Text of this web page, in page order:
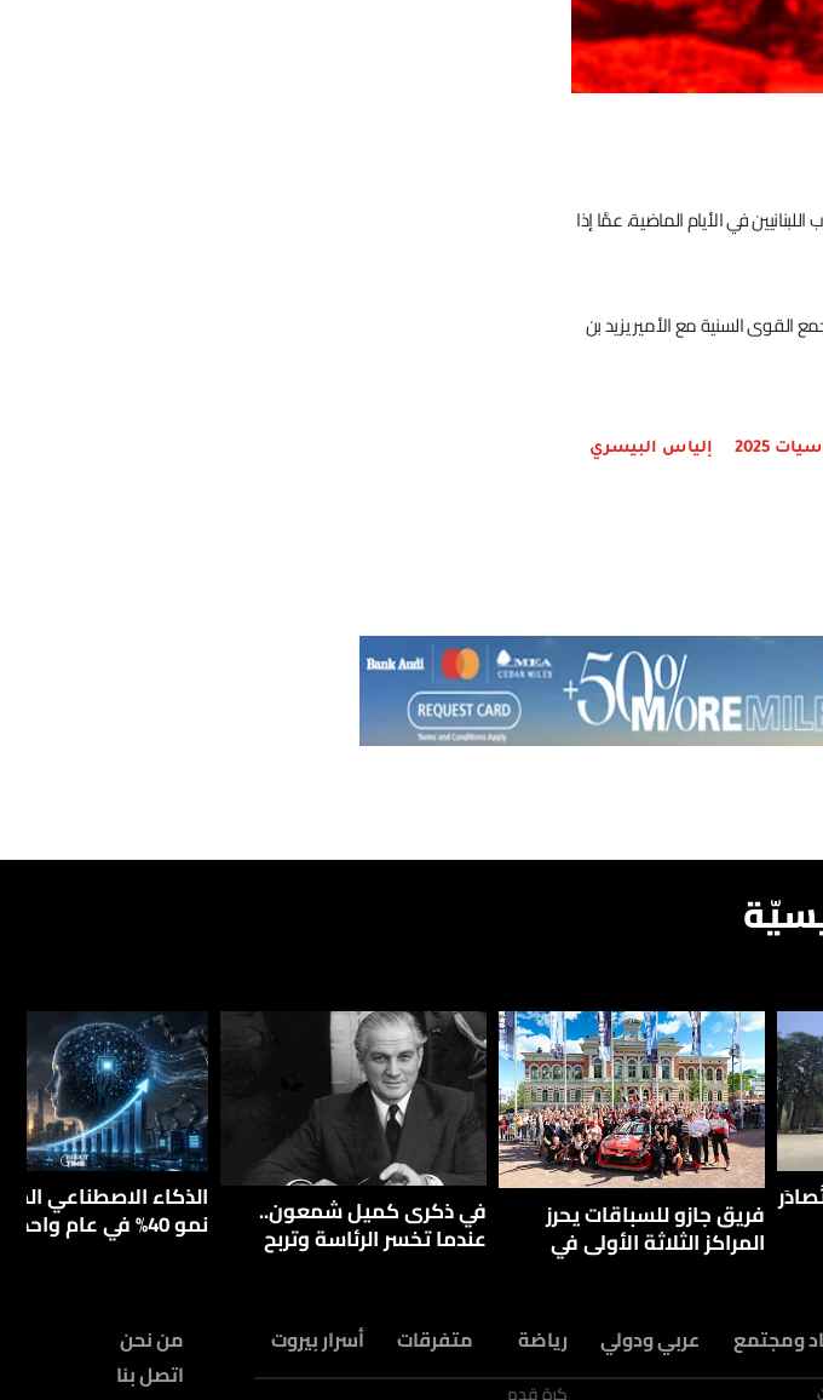
في الأيام الماضية، عمَّا إذا
القوى السنية مع الأمير يزيد بن
2025 إلياس البيسري
فريق جازو للسباقات يحرز
المراكز الثلاثة الأولى في
في ذكرى كميل شمعون..
عندما تخسر الرئاسة وتربح
الذكاء الاصطناعي
نمو 40% في عام واحد
من نحن
اتصل بنا
ومجتمع عربي ودولي رياضة
كرة قدم
متفرقات أسرار بيروت